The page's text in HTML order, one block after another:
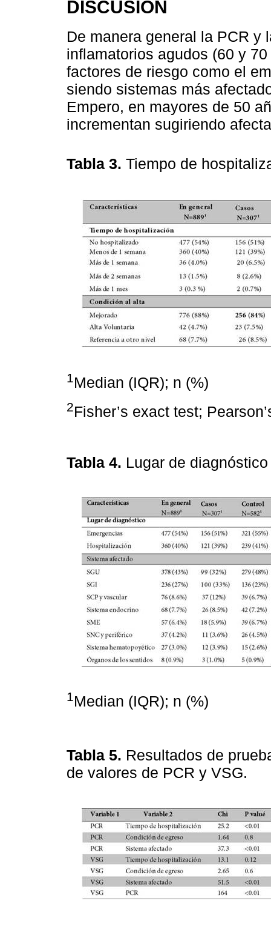
DISCUSIÓN
De manera general la PCR y
inflamatorios agudos (60 y
factores de riesgo como el
siendo sistemas más
Empero, en mayores de 50
incrementan sugiriendo
Tabla 3. Tiempo de
1Median (IQR); n (%)
2Fisher’s exact test;
Tabla 4. Lugar de
1Median (IQR); n (%)
Tabla 5. Resultados de
de valores de PCR y VSG.